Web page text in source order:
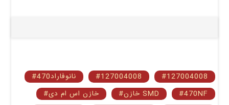
#127004008
#127004008
#470نانوفاراد
#470NF
#خازن SMD
#خازن اس ام دی